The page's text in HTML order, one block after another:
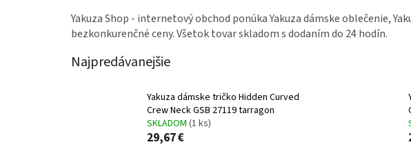
Yakuza Shop - internetový obchod ponúka Yakuza dámske oblečenie,
bezkonkurenčné ceny. Všetok tovar skladom s dodaním do 24 hodín.
Najpredávanejšie
Yakuza dámske tričko Hidden Curved
Crew Neck GSB 27119 tarragon
SKLADOM (1 ks)
29,67 €